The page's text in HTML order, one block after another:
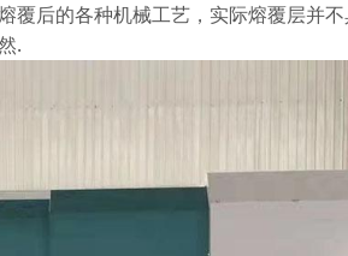
后的各种机械工艺，实际熔覆层并不
.